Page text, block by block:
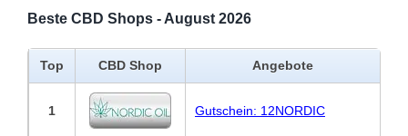
Beste CBD Shops - August 2026
Top CBD Shop Angebote
1 Gutschein: 12NORDIC